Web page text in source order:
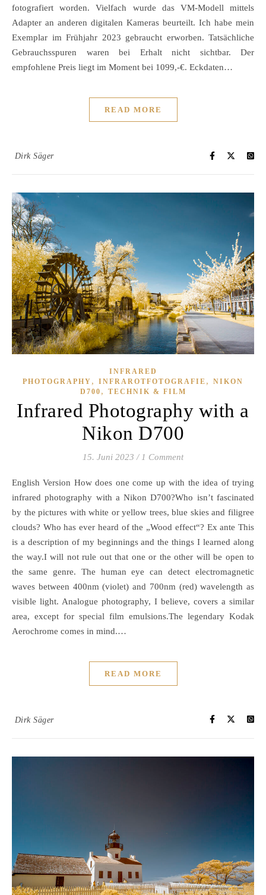
fotografiert worden. Vielfach wurde das VM-Modell mittels
Adapter an anderen digitalen Kameras beurteilt. Ich habe mein
Exemplar im Frühjahr 2023 gebraucht erworben. Tatsächliche
Gebrauchsspuren waren bei Erhalt nicht sichtbar. Der
empfohlene Preis liegt im Moment bei 1099,-€. Eckdaten…
READ MORE
Dirk Säger
INFRARED
PHOTOGRAPHY , INFRAROTFOTOGRAFIE , NIKON
D700 , TECHNIK & FILM
Infrared Photography with a
Nikon D700
15. Juni 2023 / 1 Comment
English Version How does one come up with the idea of trying
infrared photography with a Nikon D700?Who isn’t fascinated
by the pictures with white or yellow trees, blue skies and filigree
clouds? Who has ever heard of the „Wood effect“? Ex ante This
is a description of my beginnings and the things I learned along
the way.I will not rule out that one or the other will be open to
the same genre. The human eye can detect electromagnetic
waves between 400nm (violet) and 700nm (red) wavelength as
visible light. Analogue photography, I believe, covers a similar
area, except for special film emulsions.The legendary Kodak
Aerochrome comes in mind.…
READ MORE
Dirk Säger